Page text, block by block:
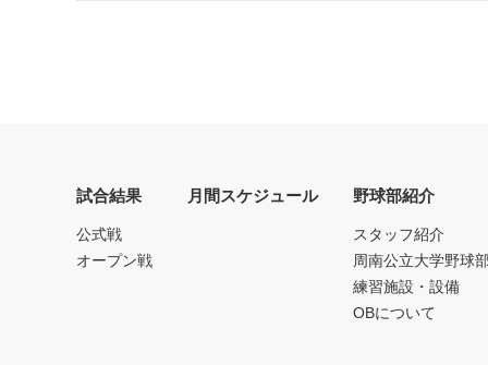
試合結果
公式戦
オープン戦
月間スケジュール 野球部紹介
スタッフ紹介
周南公立大学野球
練習施設・設備
OBについて